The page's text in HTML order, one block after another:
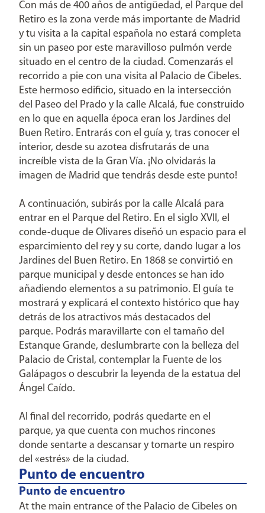
Con más de 400 años de antigüedad, el Parque del
Retiro es la zona verde más importante de Madrid
y tu visita a la capital española no estará completa
sin un paseo por este maravilloso pulmón verde
situado en el centro de la ciudad. Comenzarás el
recorrido a pie con una visita al Palacio de Cibeles.
Este hermoso edificio, situado en la intersección
del Paseo del Prado y la calle Alcalá, fue construido
en lo que en aquella época eran los Jardines del
Buen Retiro. Entrarás con el guía y, tras conocer el
interior, desde su azotea disfrutarás de una
increíble vista de la Gran Vía. ¡No olvidarás la
imagen de Madrid que tendrás desde este punto!
A continuación, subirás por la calle Alcalá para
entrar en el Parque del Retiro. En el siglo XVII, el
conde-duque de Olivares diseñó un espacio para el
esparcimiento del rey y su corte, dando lugar a los
Jardines del Buen Retiro. En 1868 se convirtió en
parque municipal y desde entonces se han ido
añadiendo elementos a su patrimonio. El guía te
mostrará y explicará el contexto histórico que hay
detrás de los atractivos más destacados del
parque. Podrás maravillarte con el tamaño del
Estanque Grande, deslumbrarte con la belleza del
Palacio de Cristal, contemplar la Fuente de los
Galápagos o descubrir la leyenda de la estatua del
Ángel Caído.
Al final del recorrido, podrás quedarte en el
parque, ya que cuenta con muchos rincones
donde sentarte a descansar y tomarte un respiro
del «estrés» de la ciudad.
Punto de encuentro
Punto de encuentro
At the main entrance of the Palacio de Cibeles on